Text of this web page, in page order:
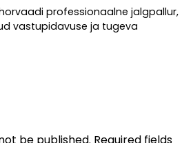
professionaalne jalgpallur,
vastupidavuse ja tugeva